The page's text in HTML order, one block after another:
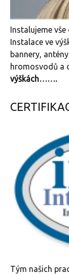
Instalujeme
Instalace ve
bannery,
hromosvodů a
výškách…….
Tým našich